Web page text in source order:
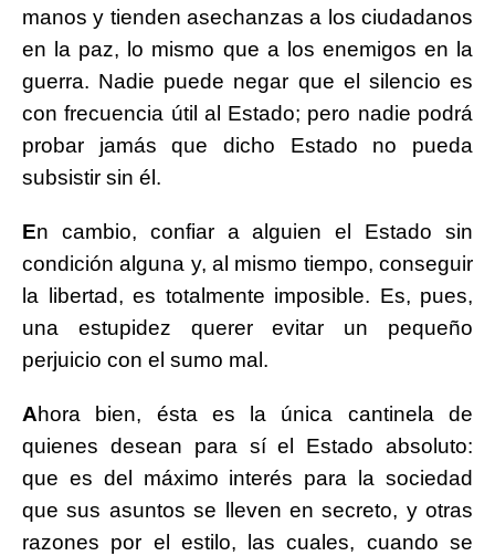
manos y tienden asechanzas a los ciudadanos
en la paz, lo mismo que a los enemigos en la
guerra. Nadie puede negar que el silencio es
con frecuencia útil al Estado; pero nadie podrá
probar jamás que dicho Estado no pueda
subsistir sin él.
En cambio, confiar a alguien el Estado sin
condición alguna y, al mismo tiempo, conseguir
la libertad, es totalmente imposible. Es, pues,
una estupidez querer evitar un pequeño
perjuicio con el sumo mal.
Ahora bien, ésta es la única cantinela de
quienes desean para sí el Estado absoluto:
que es del máximo interés para la sociedad
que sus asuntos se lleven en secreto, y otras
razones por el estilo, las cuales, cuando se